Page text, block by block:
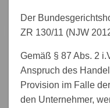
Der
ZR 130/11 (NJW
Gemäß § 87 Abs. 2
Anspruch des
Provision im Falle
den Unternehmer,